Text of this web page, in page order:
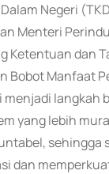
Negeri
Menteri
Ketentuan dan
Bobot Manfaat
menjadi langkah
yang lebih
sehingga
dan